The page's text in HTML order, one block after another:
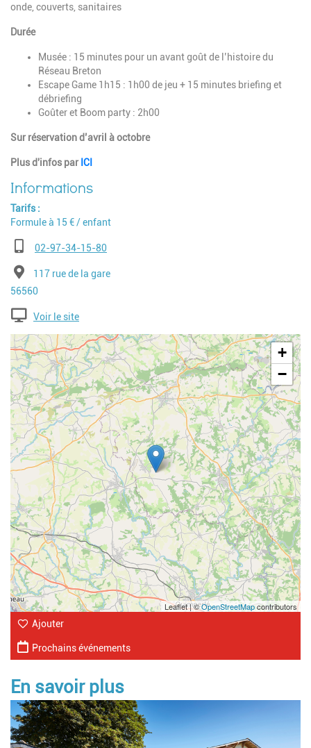
onde, couverts, sanitaires
Durée
Musée : 15 minutes pour un avant goût de l’histoire du
Réseau Breton
Escape Game 1h15 : 1h00 de jeu + 15 minutes briefing et
débriefing
Goûter et Boom party : 2h00
Sur réservation d’avril à octobre
Plus d'infos par ICI
Tarifs
Formule à 15 € / enfant
Téléphone02-97-34-15-80
Adresse117 rue de la gare
Code postal
56560
Voir le site
Geolocalisation
+
−
Leaflet | ©OpenStreetMapcontributors
Ajouter
Prochains événements
En savoir plus